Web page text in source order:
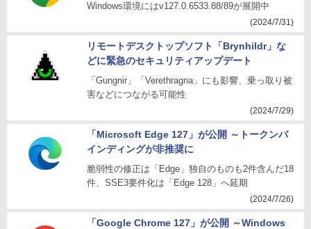
Windows環境にはv127.0.6533.88/89が展開中
(2024/7/31)
リモートデスクトップソフト「Brynhildr」な
どに緊急のセキュリティアップデート
「Gungnir」「Verethragna」にも影響、乗っ取り被
害などにつながる可能性
(2024/7/29)
「Microsoft Edge 127」が公開 ～トークンバ
インディングが非推奨に
脆弱性の修正は「Edge」独自のものも2件含んだ18
件、SSE3要件化は「Edge 128」へ延期
(2024/7/26)
「Google Chrome 127」が公開 ～Windows